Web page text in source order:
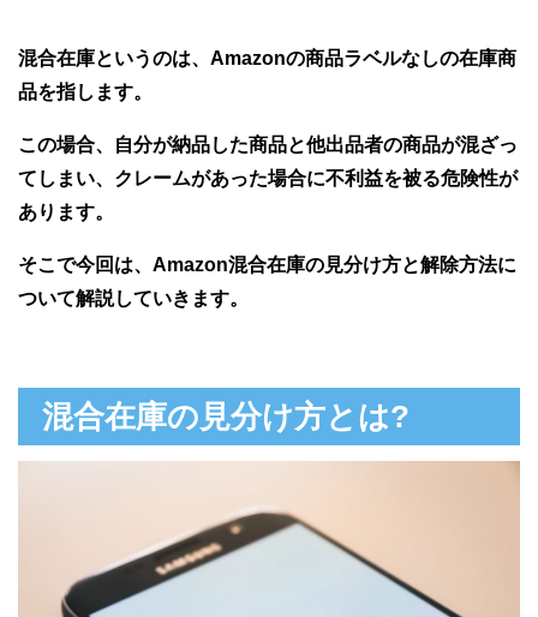
混合在庫というのは、Amazonの商品ラベルなしの在庫商
品を指します。
この場合、自分が納品した商品と他出品者の商品が混ざっ
てしまい、クレームがあった場合に不利益を被る危険性が
あります。
そこで今回は、Amazon混合在庫の見分け方と解除方法に
ついて解説していきます。
混合在庫の見分け方とは?